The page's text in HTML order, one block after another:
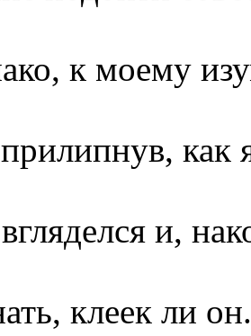
к моему
как
и,
клеек ли